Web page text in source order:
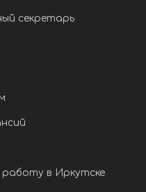
секретарь
в Иркутске